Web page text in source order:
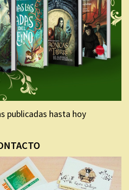
publicadas hasta hoy